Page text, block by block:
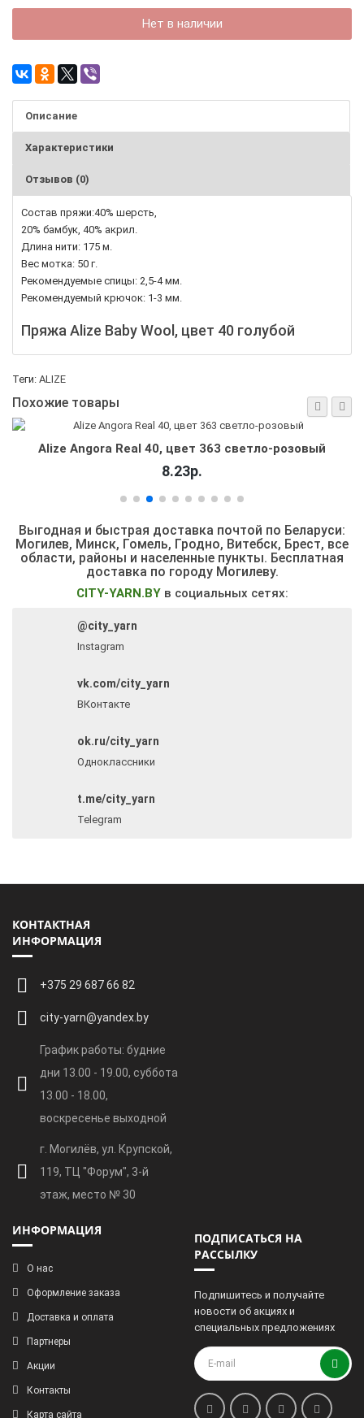
Нет в наличии
Описание
Характеристики
Отзывов (0)
Состав пряжи:40% шерсть,
20% бамбук, 40% акрил.
Длина нити: 175 м.
Вес мотка: 50 г.
Рекомендуемые спицы: 2,5-4 мм.
Рекомендуемый крючок: 1-3 мм.
Пряжа Alize Baby Wool, цвет 40 голубой
Теги: ALIZE
Похожие товары
Alize Angora Real 40, цвет 363 светло-розовый
8.23р.
Выгодная и быстрая доставка почтой по Беларуси:
Могилев, Минск, Гомель, Гродно, Витебск, Брест, все
области, районы и населенные пункты. Бесплатная
доставка по городу Могилеву.
CITY-YARN.BYв социальных сетях:
@city_yarn
Instagram
vk.com/city_yarn
ВКонтакте
ok.ru/city_yarn
Одноклассники
t.me/city_yarn
Telegram
КОНТАКТНАЯ
ИНФОРМАЦИЯ
+375 29 687 66 82
city-yarn@yandex.by
График работы: будние
дни 13.00 - 19.00, суббота
13.00 - 18.00,
воскресенье выходной
г. Могилёв, ул. Крупской,
119, ТЦ "Форум", 3-й
этаж, место № 30
ИНФОРМАЦИЯ
О нас
Оформление заказа
Доставка и оплата
Партнеры
Акции
Контакты
Карта сайта
ПОДПИСАТЬСЯ НА
РАССЫЛКУ
Подпишитесь и получайте
новости об акциях и
специальных предложениях